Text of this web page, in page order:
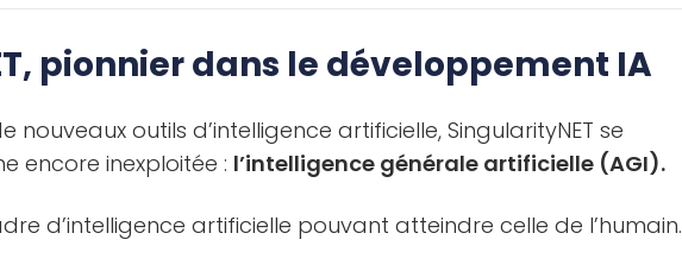
pionnier dans le développement IA
outils d’intelligence artificielle, SingularityNET se
encore inexploitée : l’intelligence générale artificielle (AGI).
d’intelligence artificielle pouvant atteindre celle de l’humain.